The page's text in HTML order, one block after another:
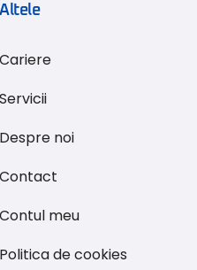
Altele
Cariere
Servicii
Despre noi
Contact
Contul meu
Politica de cookies